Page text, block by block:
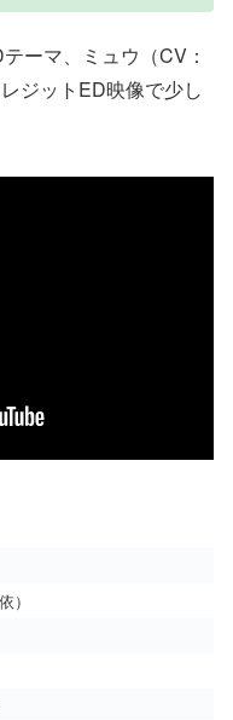
ーマ、ミュウ（CV：
ジットED映像で少し
）